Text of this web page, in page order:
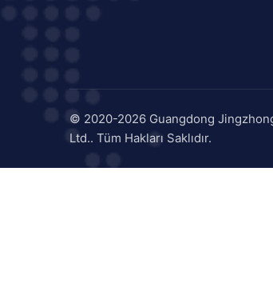
© 2020-2026 Guangdong
Ltd.. Tüm Hakları Saklıdır.